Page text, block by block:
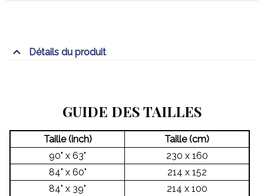
Détails du produit
GUIDE DES TAILLES
Taille (inch)
Taille (cm)
90" x 63"
230 x 160
84" x 60"
214 x 152
84" x 39"
214 x 100